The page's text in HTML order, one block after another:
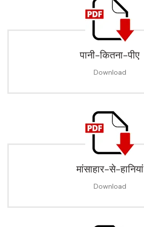
पानी-कितना-पीए
Download
मांसाहार-से-हानियां
Download